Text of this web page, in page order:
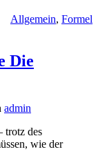
Allgemein, Formel
Die
admin
trotz des
wie der